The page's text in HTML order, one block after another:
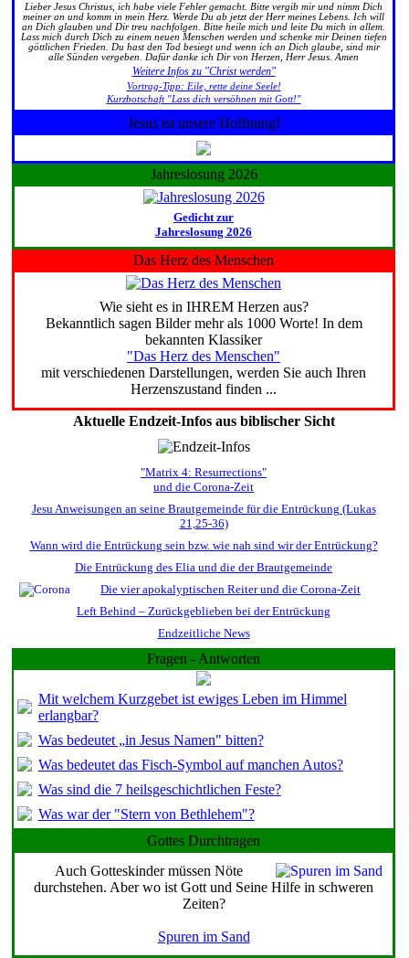
Lieber Jesus Christus, ich habe viele Fehler gemacht. Bitte vergib mir und nimm Dich
meiner an und komm in mein Herz. Werde Du ab jetzt der Herr meines Lebens. Ich will
an Dich glauben und Dir treu nachfolgen. Bitte heile mich und leite Du mich in allem.
Lass mich durch Dich zu einem neuen Menschen werden und schenke mir Deinen tiefen
göttlichen Frieden. Du hast den Tod besiegt und wenn ich an Dich glaube, sind mir
alle Sünden vergeben. Dafür danke ich Dir von Herzen, Herr Jesus. Amen
Weitere Infos zu "Christ werden"
Vortrag-Tipp: Eile, rette deine Seele!
Kurzbotschaft "Lass dich versöhnen mit Gott!"
Jesus ist unsere Hoffnung!
Jahreslosung 2026
Gedicht zur
Jahreslosung 2026
Das Herz des Menschen
Wie sieht es in IHREM Herzen aus?
Bekanntlich sagen Bilder mehr als 1000 Worte! In dem
bekannten Klassiker
"Das Herz des Menschen"
mit verschiedenen Darstellungen, werden Sie auch Ihren
Herzenszustand finden ...
Aktuelle Endzeit-Infos aus biblischer Sicht
"Matrix 4: Resurrections"
und die Corona-Zeit
Jesu Anweisungen an seine Brautgemeinde für die Entrückung (Lukas
21,25-36)
Wann wird die Entrückung sein bzw. wie nah sind wir der Entrückung?
Die Entrückung des Elia und die der Brautgemeinde
Die vier apokalyptischen Reiter und die Corona-Zeit
Left Behind – Zurückgeblieben bei der Entrückung
Endzeitliche News
Fragen - Antworten
Mit welchem Kurzgebet ist ewiges Leben im Himmel
erlangbar?
Was bedeutet „in Jesus Namen" bitten?
Was bedeutet das Fisch-Symbol auf manchen Autos?
Was sind die 7 heilsgeschichtlichen Feste?
Was war der "Stern von Bethlehem"?
Gottes Durchtragen
Auch Gotteskinder müssen Nöte
durchstehen. Aber wo ist Gott und Seine Hilfe in schweren
Zeiten?
Spuren im Sand